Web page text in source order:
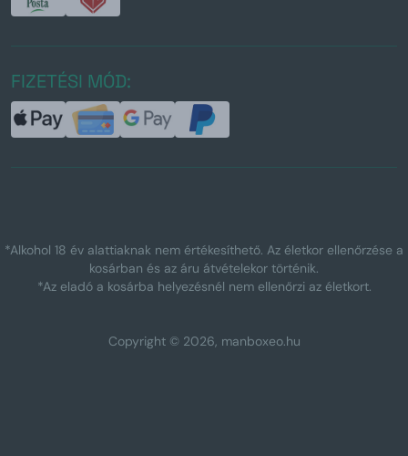
FIZETÉSI MÓD:
*Alkohol 18 év alattiaknak nem értékesíthető. Az életkor ellenőrzése a
kosárban és az áru átvételekor történik.
*Az eladó a kosárba helyezésnél nem ellenőrzi az életkort.
Copyright © 2026, manboxeo.hu